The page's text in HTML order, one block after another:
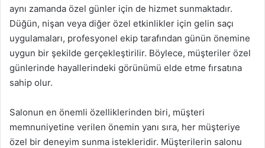
aynı zamanda özel günler için de hizmet sunmaktadır.
Düğün, nişan veya diğer özel etkinlikler için gelin saçı
uygulamaları, profesyonel ekip tarafından günün önemine
uygun bir şekilde gerçekleştirilir. Böylece, müşteriler özel
günlerinde hayallerindeki görünümü elde etme fırsatına
sahip olur.
Salonun en önemli özelliklerinden biri, müşteri
memnuniyetine verilen önemin yanı sıra, her müşteriye
özel bir deneyim sunma istekleridir. Müşterilerin salonu